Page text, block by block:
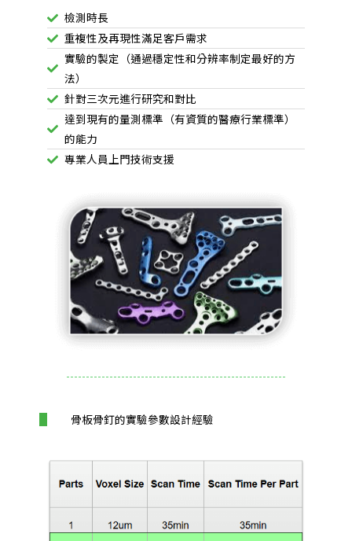
檢測時長
重複性及再現性滿足客戶需求
實驗的製定（通過穩定性和分辨率制定最好的方
法）
針對三次元進行研究和對比
達到現有的量測標準（有資質的醫療行業標準）
的能力
專業人員上門技術支援
骨板骨釘的實驗參數設計經驗